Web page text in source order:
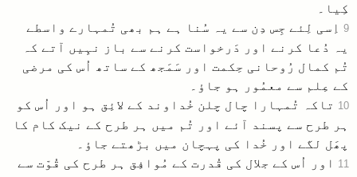
کِیا۔
9 اِسی لِئے جِس دِن سے یہ سُنا ہے ہم بھی تُمہارے واسطے
یہ دُعا کرنے اور دَرخواست کرنے سے باز نہِیں آتے کہ
تُم کمال رُوحانی حِکمت اور سَمَجھ کے ساتھ اُس کی مرضی
کے عِلم سے معمُور ہو جاؤ۔
10 تاکہ تُمہارا چال چلن خُداوند کے لائِق ہو اور اُس کو
ہر طرح سے پسند آئے اور تُم میں ہر طرح کے نیک کام کا
پھَل لگے اور خُدا کی پہچان میں بڑھتے جاؤ۔
11 اور اُس کے جلال کی قُدرت کے مُوافِق ہر طرح کی قُوّت سے